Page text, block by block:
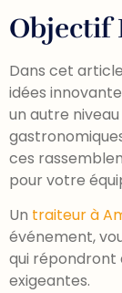
Objectif
Dans cet
idées
un autre
ces
pour votre
Un traiteur à
événement,
qui répondront
exigeantes.